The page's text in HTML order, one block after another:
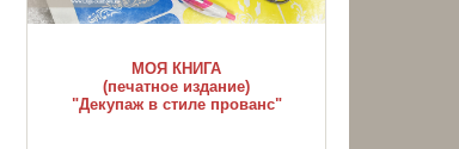
МОЯ КНИГА
(печатное издание)
"Декупаж в стиле прованс"